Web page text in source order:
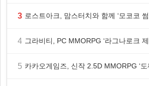
3
4
5